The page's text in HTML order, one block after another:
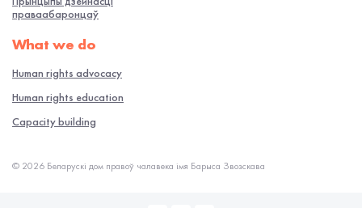
праваабаронцаў
What we do
Human rights advocacy
Human rights education
Capacity building
© 2026 Беларускі дом правоў чалавека імя Барыса Звозскава